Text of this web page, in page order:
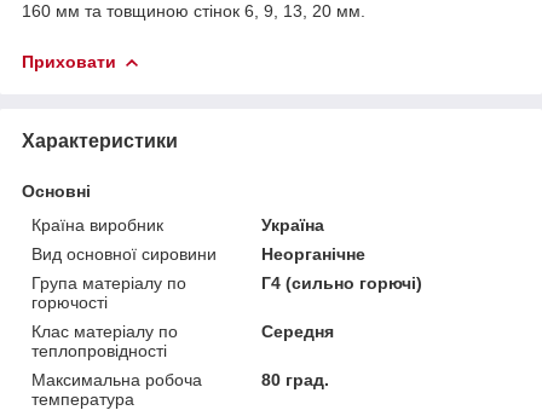
160 мм та товщиною стінок 6, 9, 13, 20 мм.
Приховати
Характеристики
Основні
Країна виробник
Україна
Вид основної сировини
Неорганічне
Група матеріалу по
горючості
Г4 (сильно горючі)
Клас матеріалу по
теплопровідності
Середня
Максимальна робоча
температура
80 град.